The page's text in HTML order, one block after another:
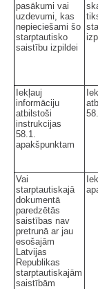
pasākumi vai
uzdevumi, kas
nepieciešami šo
starptautisko
saistību izpildei
Iekļauj
informāciju
atbilstoši
instrukcijas
58.1.
apakšpunktam
Vai
starptautiskajā
dokumentā
paredzētās
saistības nav
pretrunā ar jau
esošajām
Latvijas
Republikas
starptautiskajām
saistībām